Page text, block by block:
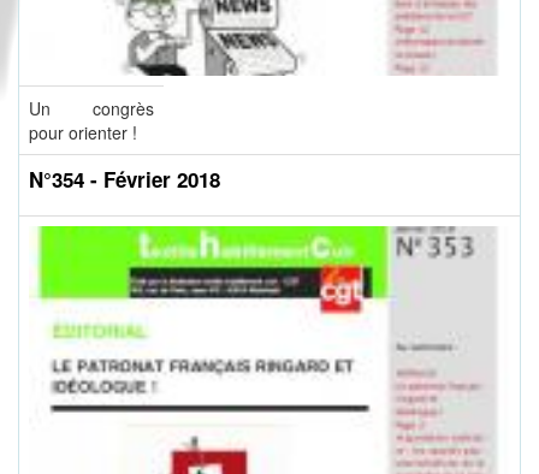
Un congrès
pour orienter !
N°354 - Février 2018